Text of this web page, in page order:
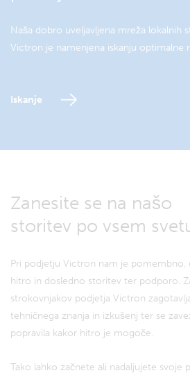
Naša dobro uveljavljena mreža lokalnih
Victron je namenjena iskanju optimalne
Iskanje
Zanesite se na našo
storitev po vsem
Pri podjetju Victron nam je pomembno,
hitro in dosledno storitev ter podporo.
strokovnjakov podjetja Victron
tehničnega znanja in izkušenj ter se
popravila kakor hitro je mogoče.
Tako lahko začnete ali nadaljujete svoje